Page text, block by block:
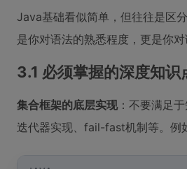
Java基础看似简单，但往往是区
是你对语法的熟悉程度，更是你对
3.1 必须掌握的深度知识
集合框架的底层实现：不要满足
迭代器实现、fail-fast机制等。例